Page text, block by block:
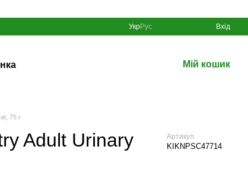
УкрРус Вхід
Мій кошик
75 г
Adult Urinary
Артикул
KIKNPSC47714